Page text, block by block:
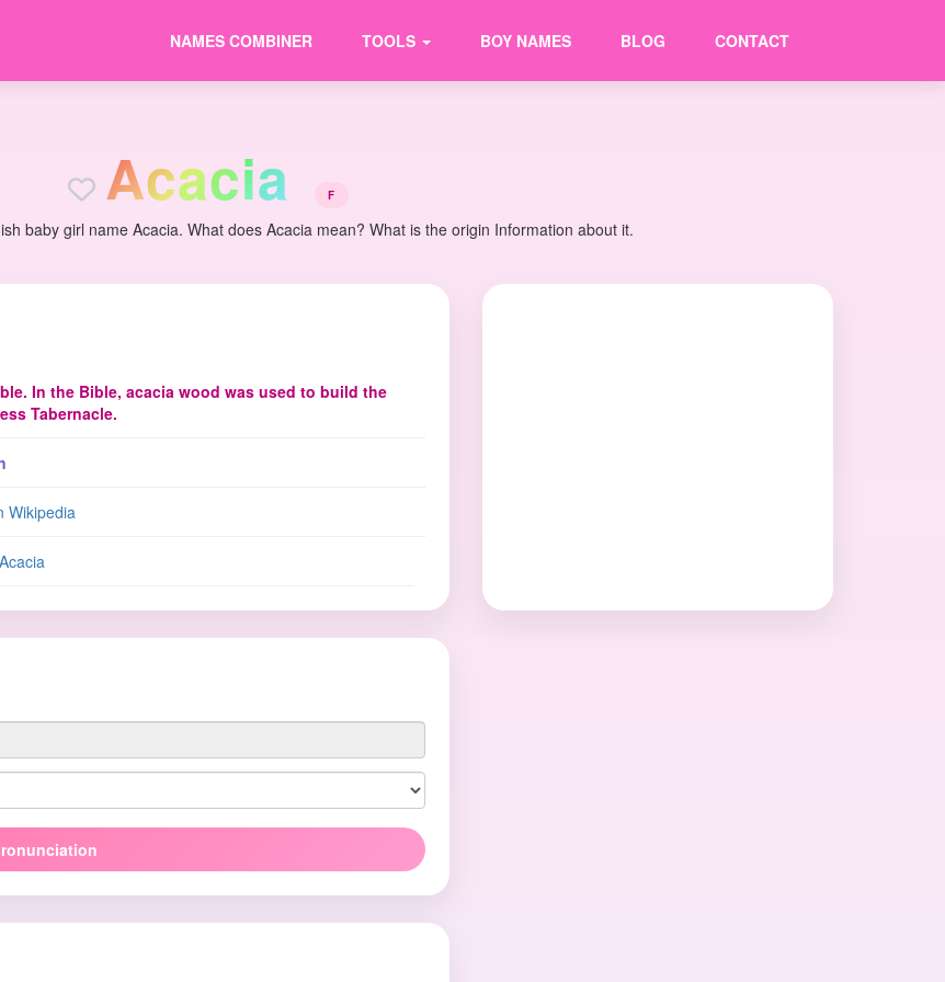
NAMES COMBINER TOOLS BOY NAMES BLOG CONTACT
Acacia F
baby girl name Acacia. What does Acacia mean? What is the origin Information about it.
In the Bible, acacia wood was used to build the
Tabernacle.
Wikipedia